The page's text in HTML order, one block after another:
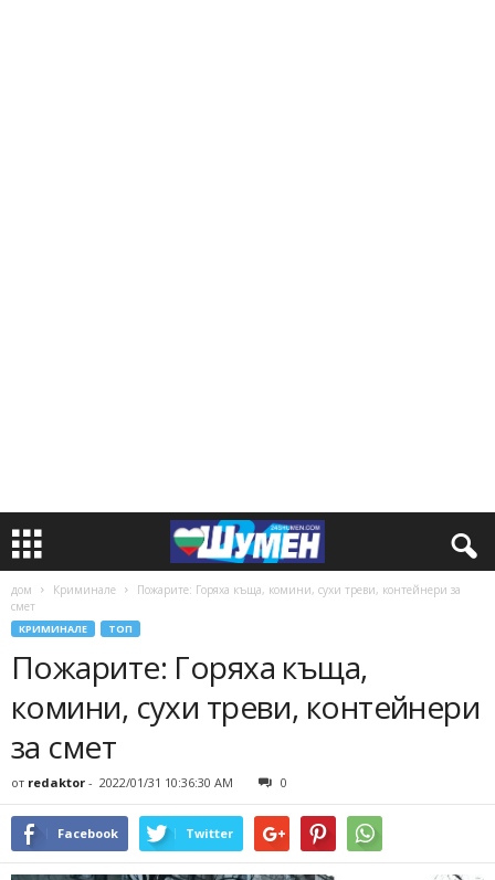
дом Криминале
Пожарите: Горяха къща, комини, сухи треви, контейнери за
смет
КРИМИНАЛЕ ТОП
Пожарите: Горяха къща,
комини, сухи треви, контейнери
за смет
от redaktor - 2022/01/31 10:36:30 AM 0
Facebook Twitter